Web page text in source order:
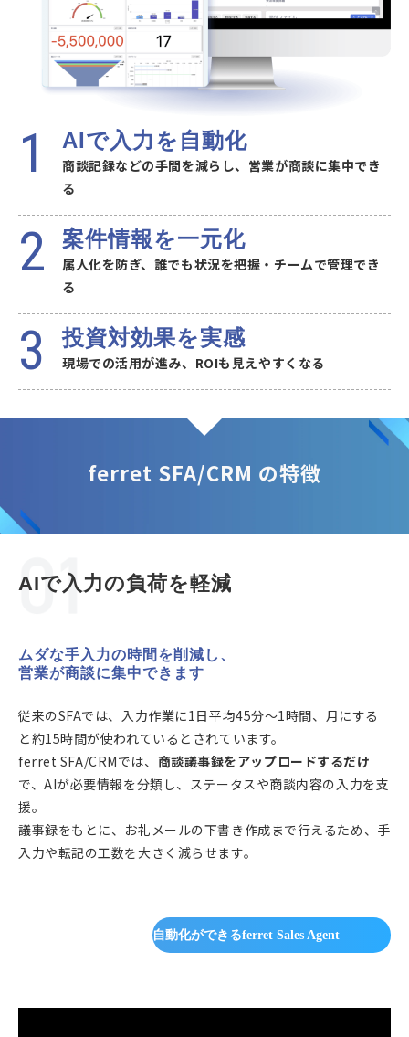
AIで入力を自動化
商談記録などの手間を減らし、営業が商談に集中でき
る
案件情報を一元化
属人化を防ぎ、誰でも状況を把握・チームで管理でき
る
投資対効果を実感
現場での活用が進み、ROIも見えやすくなる
ferret SFA/CRM の特徴
AIで入力の負荷を軽減
ムダな手入力の時間を削減し、
営業が商談に集中できます
従来のSFAでは、入力作業に1日平均45分〜1時間、月にする
と約15時間が使われているとされています。
ferret SFA/CRMでは、 商談議事録をアップロードするだけ
で、AIが必要情報を分類し、ステータスや商談内容の入力を支
援。
議事録をもとに、お礼メールの下書き作成まで行えるため、手
入力や転記の工数を大きく減らせます。
自動化ができるferret Sales Agent